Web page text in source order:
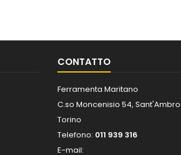
CONTATTO
Ferramenta Maritano
C.so Moncenisio 54,
Torino
Telefono: 011 939 316
E-mail: